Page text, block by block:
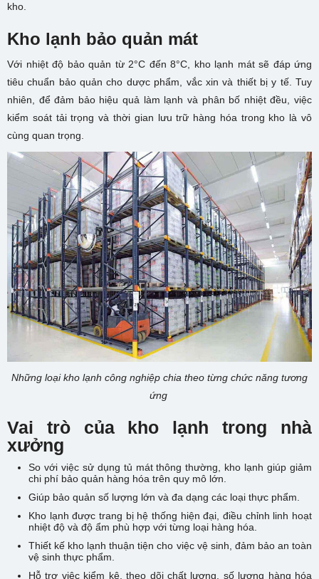
kho.
Kho lạnh bảo quản mát
Với nhiệt độ bảo quản từ 2°C đến 8°C, kho lạnh mát sẽ đáp ứng
tiêu chuẩn bảo quản cho dược phẩm, vắc xin và thiết bị y tế. Tuy
nhiên, để đảm bảo hiệu quả làm lạnh và phân bố nhiệt đều, việc
kiểm soát tải trọng và thời gian lưu trữ hàng hóa trong kho là vô
cùng quan trọng.
Những loại kho lạnh công nghiệp chia theo từng chức năng tương
ứng
Vai trò của kho lạnh trong nhà
xưởng
So với việc sử dụng tủ mát thông thường, kho lạnh giúp giảm
chi phí bảo quản hàng hóa trên quy mô lớn.
Giúp bảo quản số lượng lớn và đa dạng các loại thực phẩm.
Kho lạnh được trang bị hệ thống hiện đại, điều chỉnh linh hoạt
nhiệt độ và độ ẩm phù hợp với từng loại hàng hóa.
Thiết kế kho lạnh thuận tiện cho việc vệ sinh, đảm bảo an toàn
vệ sinh thực phẩm.
Hỗ trợ việc kiểm kê, theo dõi chất lượng, số lượng hàng hóa